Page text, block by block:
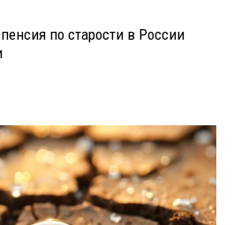
по старости в России